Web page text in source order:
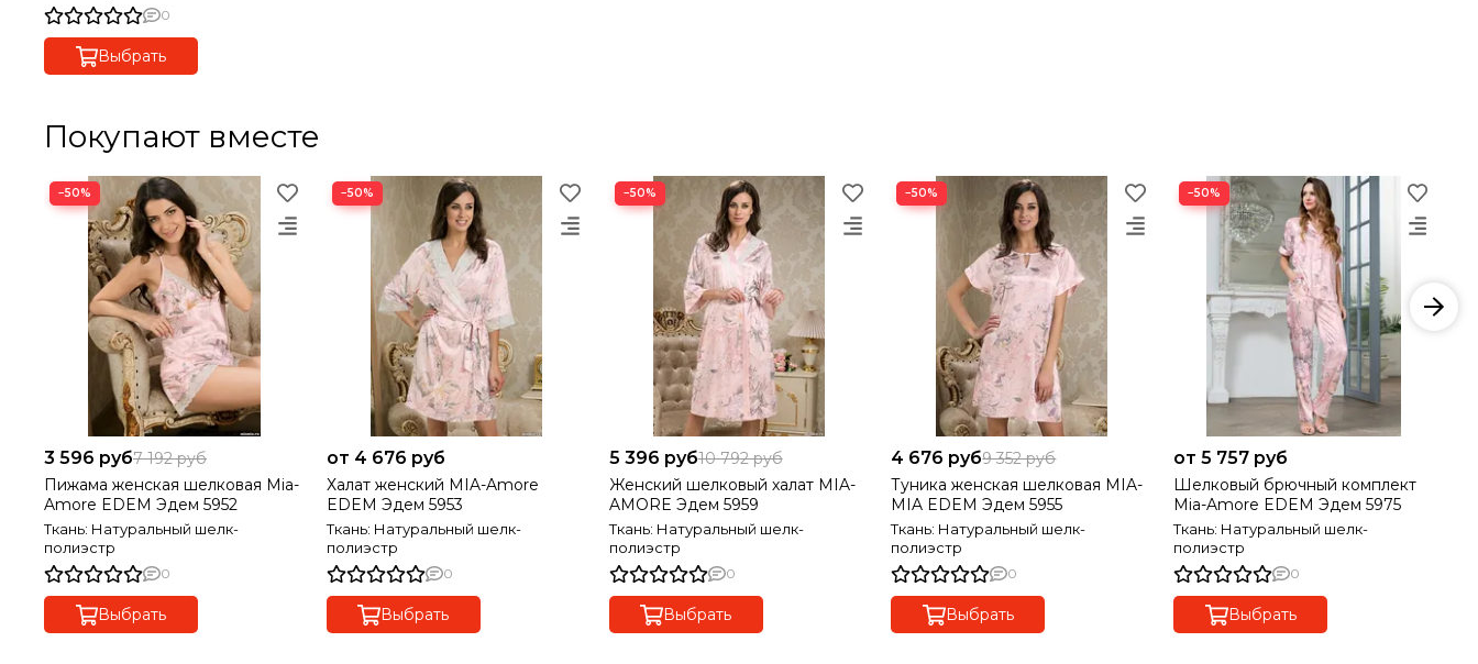
0
Выбрать
Покупают вместе
−50%
3 596 руб7 192 руб
Пижама женская шелковая Mia-
Amore EDEM Эдем 5952
Ткань: Натуральный шелк-
полиэстр
0
Выбрать
−50%
от 4 676 руб
Халат женский MIA-Amore
EDEM Эдем 5953
Ткань: Натуральный шелк-
полиэстр
0
Выбрать
−50%
5 396 руб10 792 руб
Женский шелковый халат MIA-
AMORE Эдем 5959
Ткань: Натуральный шелк-
полиэстр
0
Выбрать
−50%
4 676 руб9 352 руб
Туника женская шелковая MIA-
MIA EDEM Эдем 5955
Ткань: Натуральный шелк-
полиэстр
0
Выбрать
−50%
от 5 757 руб
Шелковый брючный комплект
Mia-Amore EDEM Эдем 5975
Ткань: Натуральный шелк-
полиэстр
0
Выбрать